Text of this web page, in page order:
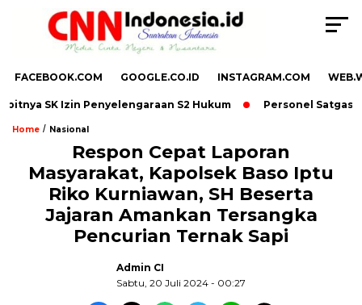
FACEBOOK.COM GOOGLE.CO.ID INSTAGRAM.COM
Izin Penyelengaraan S2 Hukum Personel Satgas TMMD
Home / Nasional
Respon Cepat Laporan
Masyarakat, Kapolsek Baso Iptu
Riko Kurniawan, SH Beserta
Jajaran Amankan Tersangka
Pencurian Ternak Sapi
Admin CI
Sabtu, 20 Juli 2024 - 00:27
,